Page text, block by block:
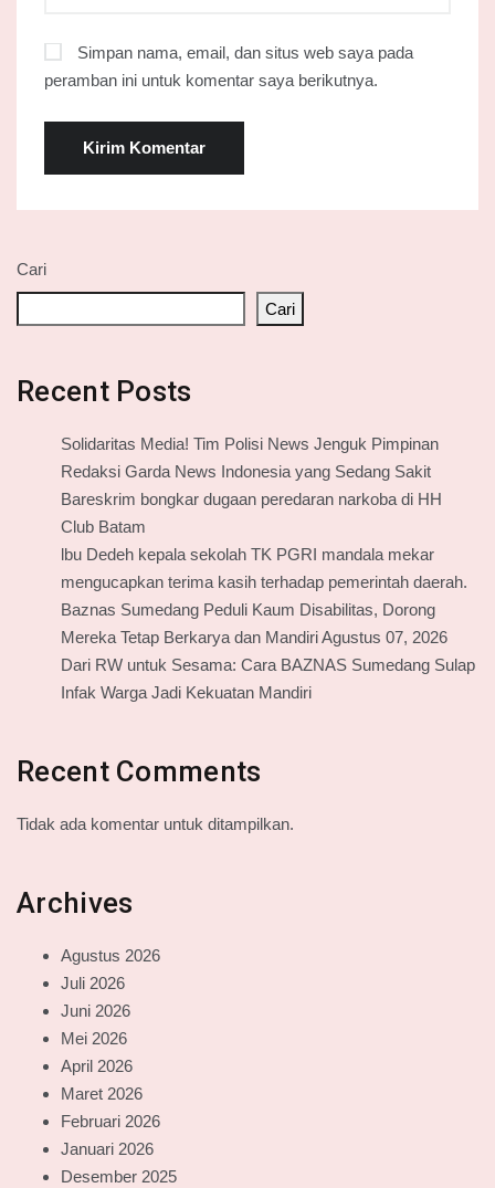
Simpan nama, email, dan situs web saya pada
peramban ini untuk komentar saya berikutnya.
Cari
Cari
Recent Posts
Solidaritas Media! Tim Polisi News Jenguk Pimpinan
Redaksi Garda News Indonesia yang Sedang Sakit
Bareskrim bongkar dugaan peredaran narkoba di HH
Club Batam
lbu Dedeh kepala sekolah TK PGRI mandala mekar
mengucapkan terima kasih terhadap pemerintah daerah.
Baznas Sumedang Peduli Kaum Disabilitas, Dorong
Mereka Tetap Berkarya dan Mandiri Agustus 07, 2026
Dari RW untuk Sesama: Cara BAZNAS Sumedang Sulap
Infak Warga Jadi Kekuatan Mandiri
Recent Comments
Tidak ada komentar untuk ditampilkan.
Archives
Agustus 2026
Juli 2026
Juni 2026
Mei 2026
April 2026
Maret 2026
Februari 2026
Januari 2026
Desember 2025